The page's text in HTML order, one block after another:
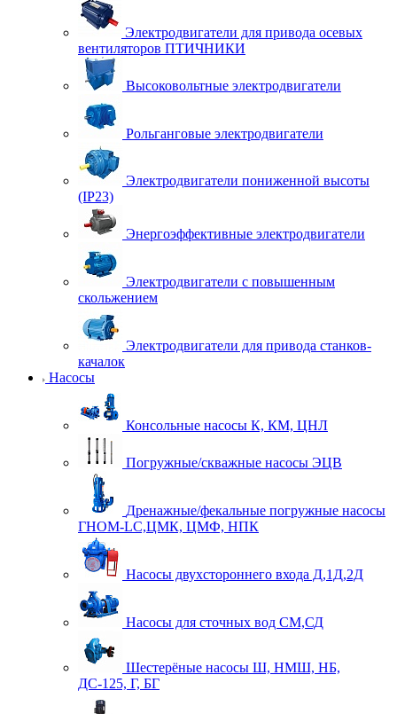
Электродвигатели для привода осевых
вентиляторов ПТИЧНИКИ
Высоковольтные электродвигатели
Рольганговые электродвигатели
Электродвигатели пониженной высоты
(IP23)
Энергоэффективные электродвигатели
Электродвигатели с повышенным
скольжением
Электродвигатели для привода станков-
качалок
Насосы
Консольные насосы К, КМ, ЦНЛ
Погружные/скважные насосы ЭЦВ
Дренажные/фекальные погружные насосы
ГНОМ-LC,ЦМК, ЦМФ, НПК
Насосы двухстороннего входа Д,1Д,2Д
Насосы для сточных вод СМ,СД
Шестерёные насосы Ш, НМШ, НБ,
ДС-125, Г, БГ